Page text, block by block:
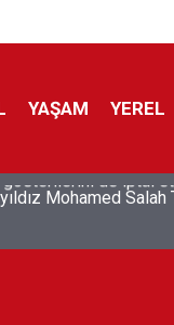
YAŞAM YEREL
Mohamed